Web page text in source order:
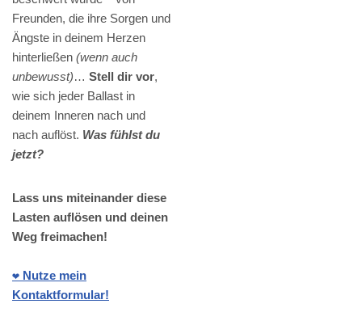
Freunden, die ihre Sorgen und
Ängste in deinem Herzen
hinterließen (wenn auch
unbewusst)… Stell dir vor,
wie sich jeder Ballast in
deinem Inneren nach und
nach auflöst. Was fühlst du
jetzt?
Lass uns miteinander diese
Lasten auflösen und deinen
Weg freimachen!
❤️ Nutze mein
Kontaktformular!